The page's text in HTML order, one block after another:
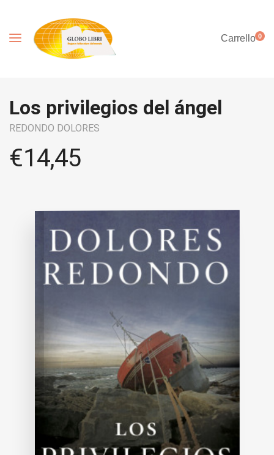
Carrello0
Los privilegios del ángel
REDONDO DOLORES
€14,45